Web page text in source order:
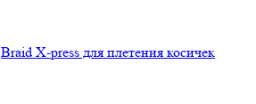
Braid X-press для плетения косичек